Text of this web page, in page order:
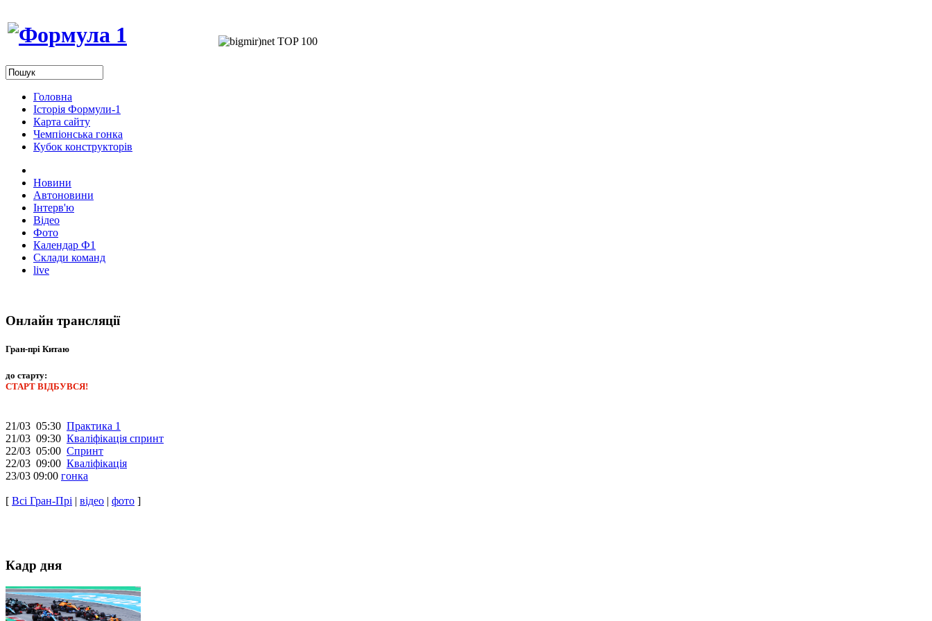
Головна
Історія Формули-1
Карта сайту
Чемпіонська гонка
Кубок конструкторів
Новини
Автоновини
Інтерв'ю
Відео
Фото
Календар Ф1
Склади команд
live
Онлайн трансляції
Гран-прі Китаю
до старту:
СТАРТ ВІДБУВСЯ!
21/03 05:30 Практика 1
21/03 09:30 Кваліфікація спринт
22/03 05:00 Спринт
22/03 09:00 Кваліфікація
23/03 09:00 гонка
[ Всі Гран-Прі | відео | фото ]
Кадр дня